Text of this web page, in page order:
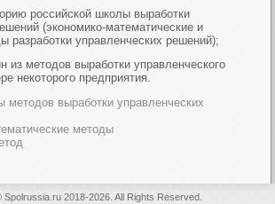
российской школы выработки
(экономико-математические и
разработки управленческих решений);
из методов выработки управленческого
некоторого предприятия.
методов выработки управленческих
методы
2018-2026. All Rights Reserved.